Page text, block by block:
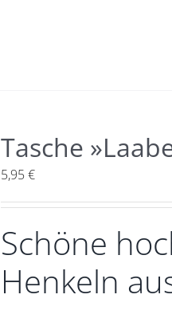
Tasche
5,95€
Schöne
Henkeln